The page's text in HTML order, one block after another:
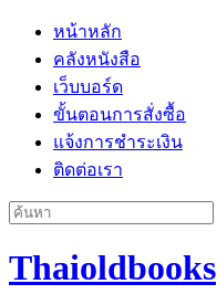
หน้าหลัก
คลังหนังสือ
เว็บบอร์ด
ขั้นตอนการสั่งซื้อ
แจ้งการชำระเงิน
ติดต่อเรา
Thaioldbooks